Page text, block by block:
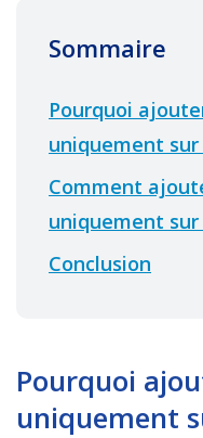
Sommaire
Pourquoi
uniquement
Comment
uniquement sur
Conclusion
Pourquoi
uniquement